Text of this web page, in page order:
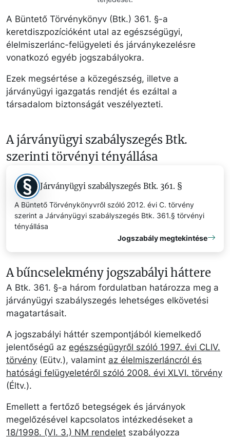
A Büntető Törvénykönyv (Btk.) 361. §-a
keretdiszpozícióként utal az egészségügyi,
élelmiszerlánc-felügyeleti és járványkezelésre
vonatkozó egyéb jogszabályokra.
Ezek megsértése a közegészség, illetve a
járványügyi igazgatás rendjét és ezáltal a
társadalom biztonságát veszélyezteti.
A járványügyi szabályszegés Btk.
szerinti törvényi tényállása
Járványügyi szabályszegés Btk. 361. §
A Büntető Törvénykönyvről szóló 2012. évi C. törvény
szerint a Járványügyi szabályszegés Btk. 361.§ törvényi
tényállása
Jogszabály megtekintése
A bűncselekmény jogszabályi háttere
A Btk. 361. §-a három fordulatban határozza meg a
járványügyi szabályszegés lehetséges elkövetési
magatartásait.
A jogszabályi háttér szempontjából kiemelkedő
jelentőségű az egészségügyről szóló 1997. évi CLIV.
törvény (Eütv.), valamint az élelmiszerláncról és
hatósági felügyeletéről szóló 2008. évi XLVI. törvény
(Éltv.).
Emellett a fertőző betegségek és járványok
megelőzésével kapcsolatos intézkedéseket a
18/1998. (VI. 3.) NM rendelet szabályozza